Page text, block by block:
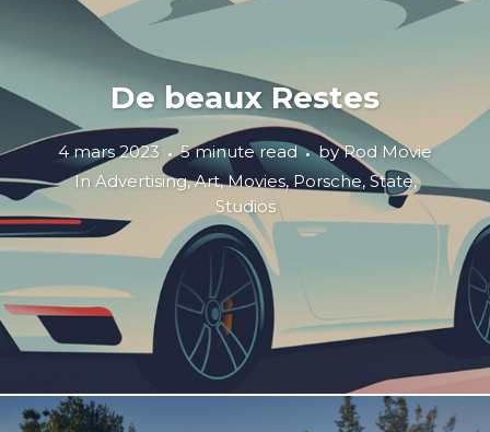
De beaux Restes
4 mars 2023 5 minute read byRod Movie
In Advertising,Art,Movies,Porsche, State,
Studios